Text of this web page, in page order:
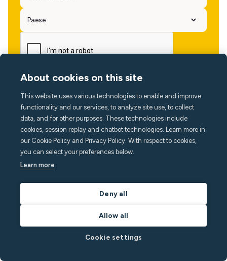
About cookies on this site
This website uses various technologies to enable and improve
functionality and our services, to analyze site use, to collect
data, and for other purposes. These technologies include
cookies, session replay and chatbot technologies. Learn more in
our Cookie Policy and Privacy Policy. With respect to cookies,
you can select your preferences below.
Learn more
Deny all
Allow all
Cookie settings